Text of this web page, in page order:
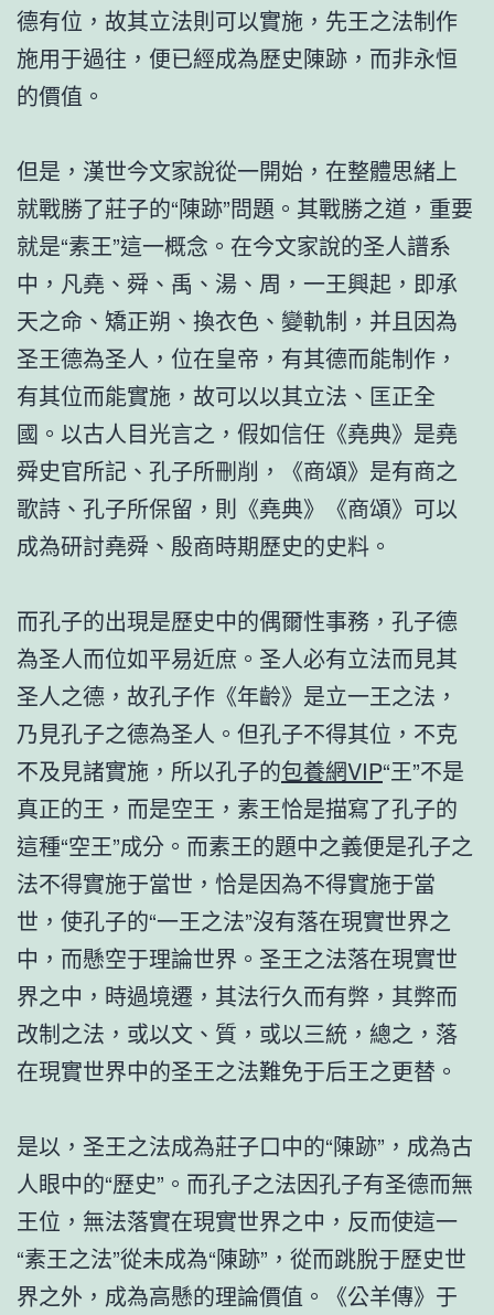
德有位，故其立法則可以實施，先王之法制作
施用于過往，便已經成為歷史陳跡，而非永恒
的價值。
但是，漢世今文家說從一開始，在整體思緒上
就戰勝了莊子的“陳跡”問題。其戰勝之道，重要
就是“素王”這一概念。在今文家說的圣人譜系
中，凡堯、舜、禹、湯、周，一王興起，即承
天之命、矯正朔、換衣色、變軌制，并且因為
圣王德為圣人，位在皇帝，有其德而能制作，
有其位而能實施，故可以以其立法、匡正全
國。以古人目光言之，假如信任《堯典》是堯
舜史官所記、孔子所刪削，《商頌》是有商之
歌詩、孔子所保留，則《堯典》《商頌》可以
成為研討堯舜、殷商時期歷史的史料。
而孔子的出現是歷史中的偶爾性事務，孔子德
為圣人而位如平易近庶。圣人必有立法而見其
圣人之德，故孔子作《年齡》是立一王之法，
乃見孔子之德為圣人。但孔子不得其位，不克
不及見諸實施，所以孔子的包養網VIP“王”不是
真正的王，而是空王，素王恰是描寫了孔子的
這種“空王”成分。而素王的題中之義便是孔子之
法不得實施于當世，恰是因為不得實施于當
世，使孔子的“一王之法”沒有落在現實世界之
中，而懸空于理論世界。圣王之法落在現實世
界之中，時過境遷，其法行久而有弊，其弊而
改制之法，或以文、質，或以三統，總之，落
在現實世界中的圣王之法難免于后王之更替。
是以，圣王之法成為莊子口中的“陳跡”，成為古
人眼中的“歷史”。而孔子之法因孔子有圣德而無
王位，無法落實在現實世界之中，反而使這一
“素王之法”從未成為“陳跡”，從而跳脫于歷史世
界之外，成為高懸的理論價值。《公羊傳》于